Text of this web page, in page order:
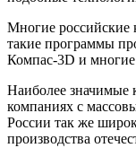
Многие российские
такие программы
Компас-3D и многие
Наиболее значимые
компаниях с
России так же
производства